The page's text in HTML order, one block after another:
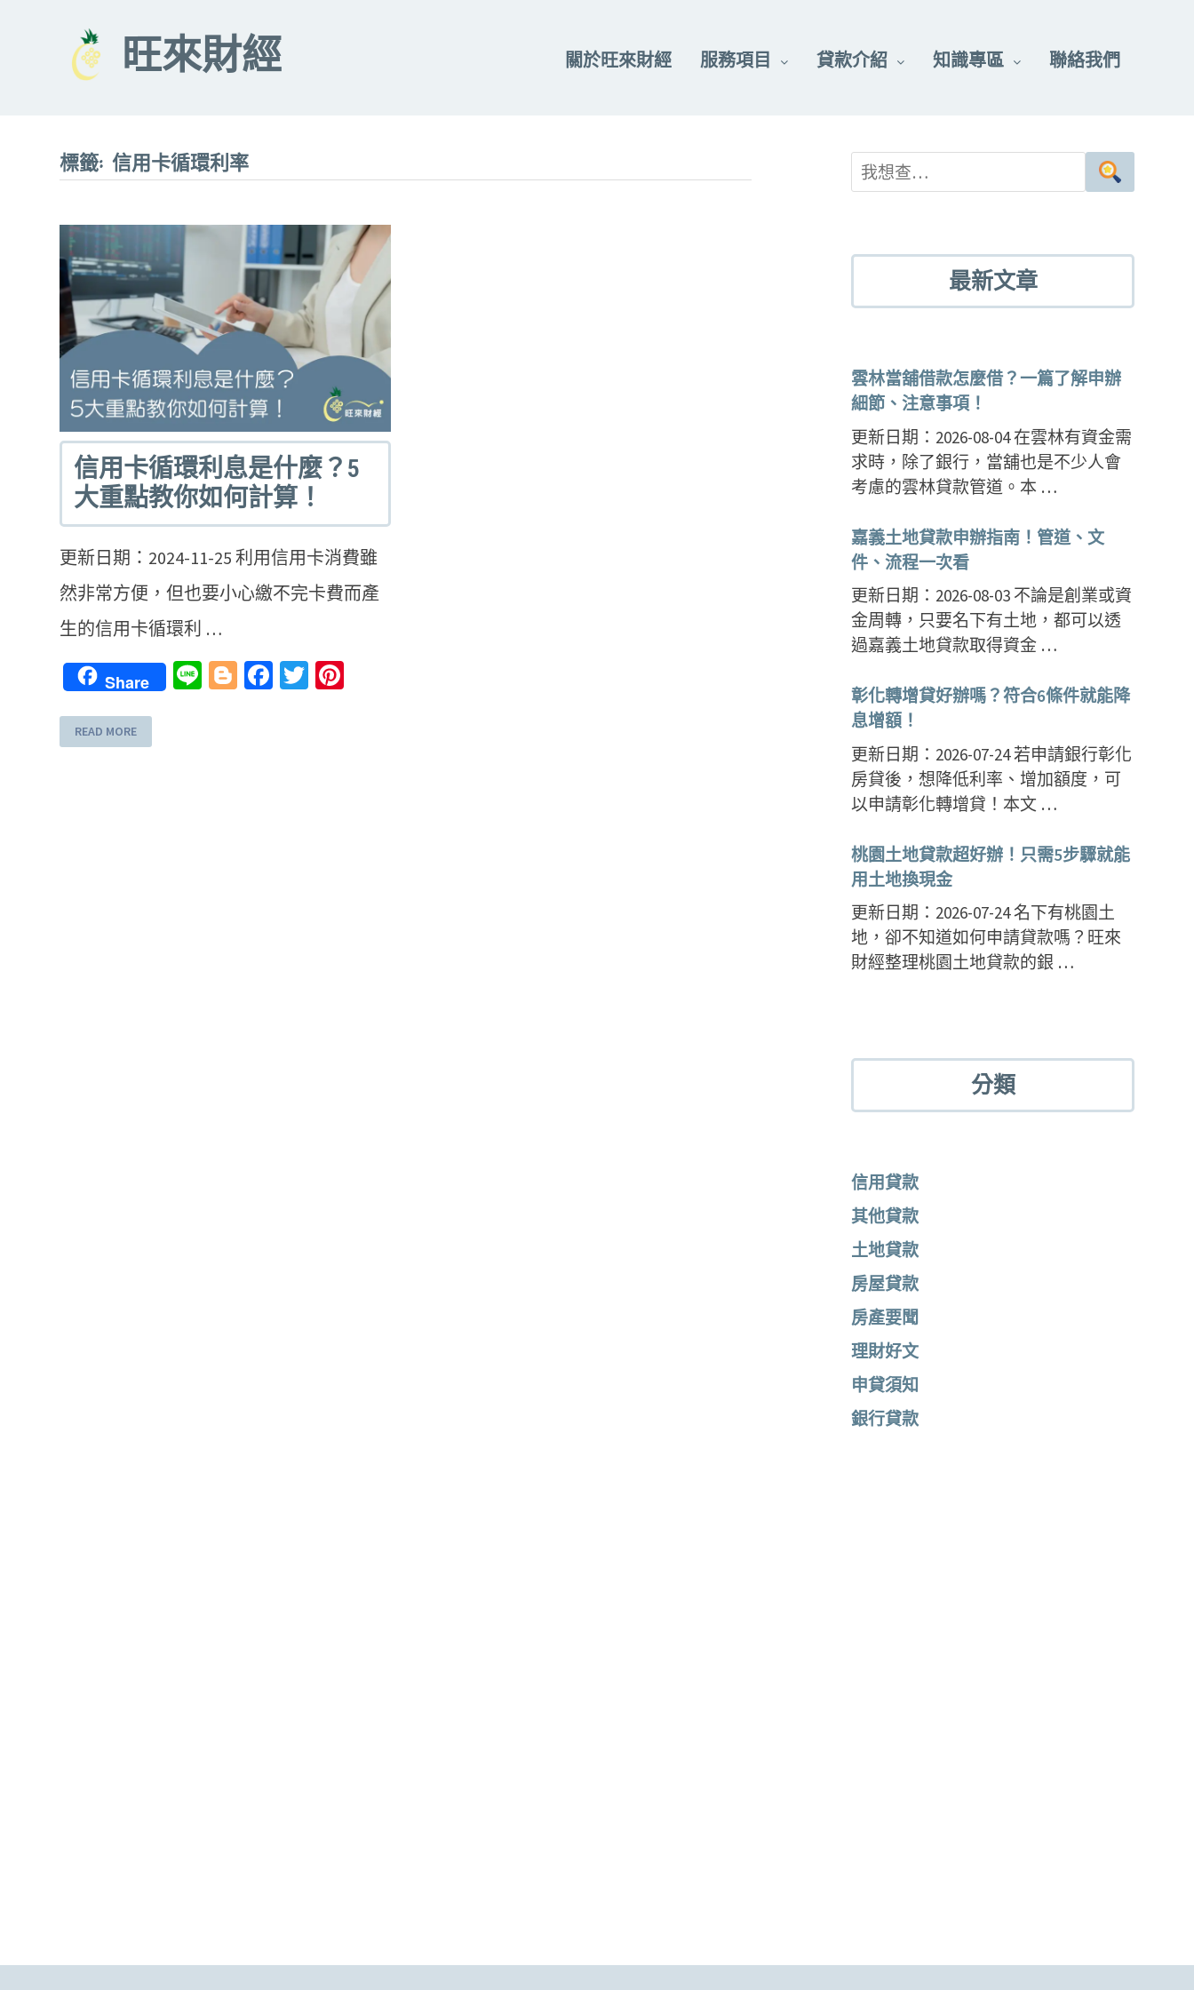
旺來財經 關於旺來財經 服務項目 貸款介紹 知識專區 聯絡我們
標籤: 信用卡循環利率
信用卡循環利息是什麼？5
大重點教你如何計算！
更新日期：2024-11-25 利用信用卡消費雖
然非常方便，但也要小心繳不完卡費而產
生的信用卡循環利 …
Share LineBlogger
Facebook
Twitter
READ MORE
最新文章
雲林當舖借款怎麼借？一篇了解申辦
細節、注意事項！
更新日期：2026-08-04 在雲林有資金需
求時，除了銀行，當舖也是不少人會
考慮的雲林貸款管道。本 …
嘉義土地貸款申辦指南！管道、文
件、流程一次看
更新日期：2026-08-03 不論是創業或資
金周轉，只要名下有土地，都可以透
過嘉義土地貸款取得資金 …
彰化轉增貸好辦嗎？符合6條件就能降
息增額！
更新日期：2026-07-24 若申請銀行彰化
房貸後，想降低利率、增加額度，可
以申請彰化轉增貸！本文 …
桃園土地貸款超好辦！只需5步驟就能
用土地換現金
更新日期：2026-07-24 名下有桃園土
地，卻不知道如何申請貸款嗎？旺來
財經整理桃園土地貸款的銀 …
分類
信用貸款
其他貸款
土地貸款
房屋貸款
房產要聞
理財好文
申貸須知
銀行貸款